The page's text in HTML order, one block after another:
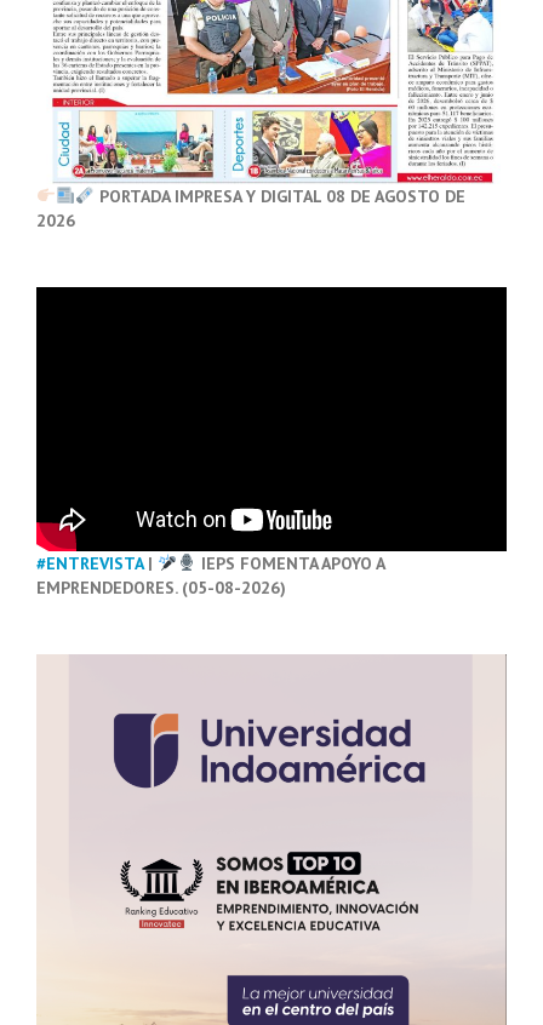
PORTADA IMPRESA Y DIGITAL 08 DE AGOSTO DE
2026
#ENTREVISTA|
IEPS FOMENTA APOYO A
EMPRENDEDORES. (05-08-2026)